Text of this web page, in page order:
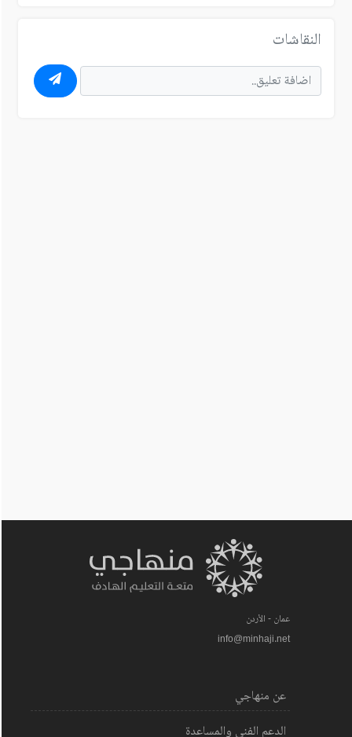
النقاشات
عمان - الأردن
info@minhaji.net
عن منهاجي
الدعم الفني والمساعدة